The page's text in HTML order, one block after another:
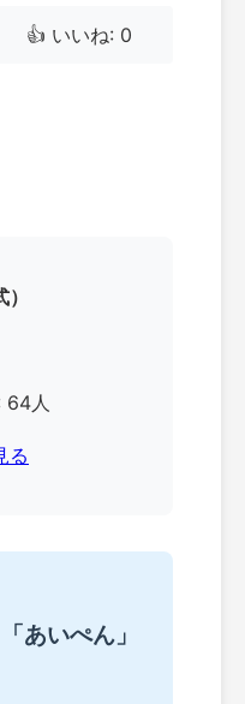
👍 いいね: 0
64人
る
あいぺん」